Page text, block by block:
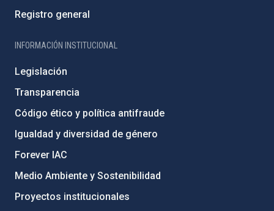
Registro general
INFORMACIÓN INSTITUCIONAL
Legislación
Transparencia
Código ético y política antifraude
Igualdad y diversidad de género
Forever IAC
Medio Ambiente y Sostenibilidad
Proyectos institucionales